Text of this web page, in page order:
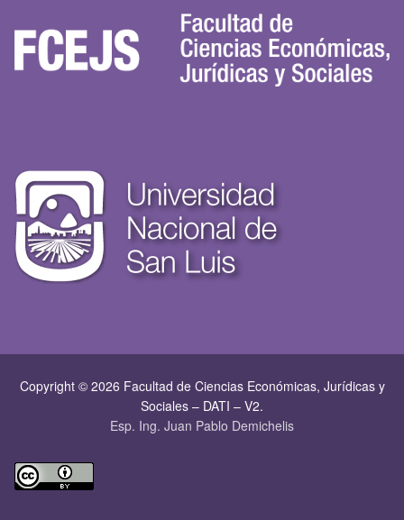
Copyright © 2026 Facultad de Ciencias Económicas, Jurí­dicas y
Sociales – DATI – V2.
Esp. Ing. Juan Pablo Demichelis